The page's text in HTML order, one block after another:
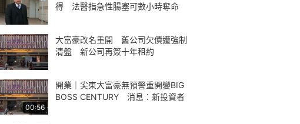
得 法醫指急性腸塞可數小時奪命
大富豪改名重開 舊公司欠債遭強制
清盤 新公司再簽十年租約
00:56
開業｜尖東大富豪無預警重開變BIG
BOSS CENTURY 消息：新投資者